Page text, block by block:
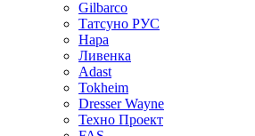
Gilbarco
Татсуно РУС
Нара
Ливенка
Adast
Tokheim
Dresser Wayne
Техно Проект